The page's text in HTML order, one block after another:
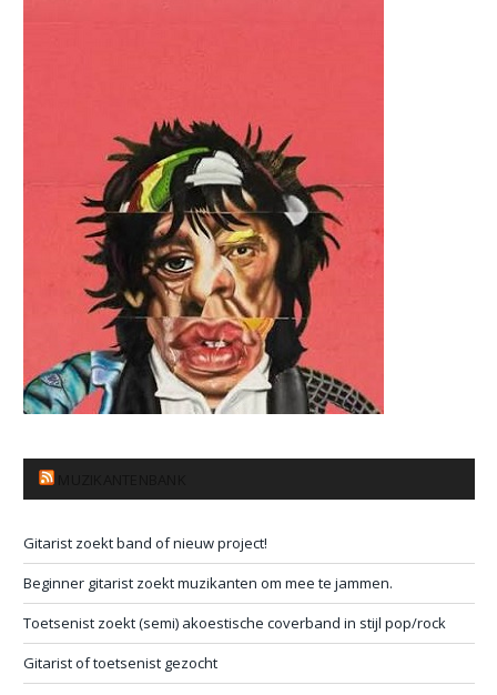
Gitarist zoekt band of nieuw project!
Beginner gitarist zoekt muzikanten om mee te jammen.
Toetsenist zoekt (semi) akoestische coverband in stijl pop/rock
Gitarist of toetsenist gezocht